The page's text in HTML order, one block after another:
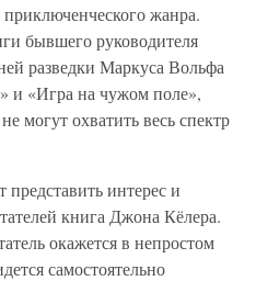
жанра.
бывшего руководителя
разведки Маркуса Вольфа
и «Игра на чужом поле»,
могут охватить весь спектр
интерес и
книга Джона Кёлера.
окажется в непростом
самостоятельно